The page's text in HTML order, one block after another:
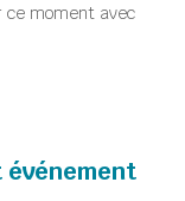
moment avec